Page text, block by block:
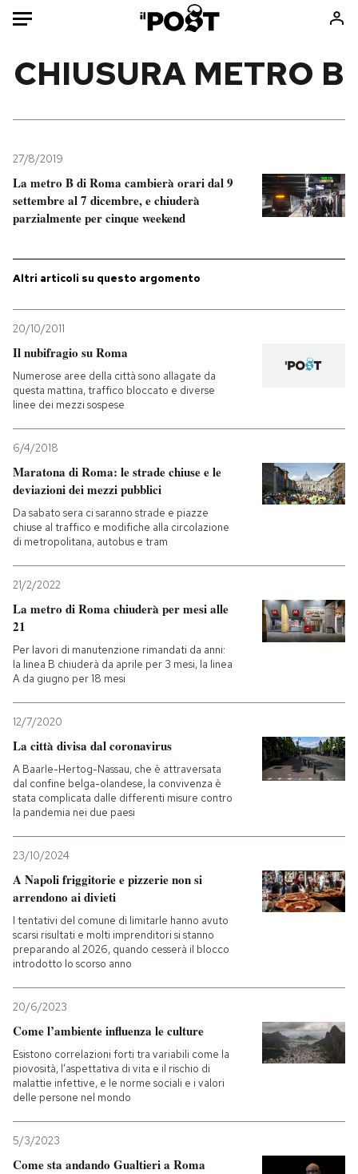
Mondo
Politica
Tecnologia
Internet
Cultura
Consumismi
PODCAST
NEWSLETTER
I MIEI PREFERITI
SHOP
CALENDARIO
AREA PERSONALE
Entra
CHIUSURA METRO B
27/8/2019
La metro B di Roma cambierà orari dal 9
settembre al 7 dicembre, e chiuderà
parzialmente per cinque weekend
Altri articoli su questo argomento
20/10/2011
Il nubifragio su Roma
Numerose aree della città sono allagate da
questa mattina, traffico bloccato e diverse
linee dei mezzi sospese
6/4/2018
Maratona di Roma: le strade chiuse e le
deviazioni dei mezzi pubblici
Da sabato sera ci saranno strade e piazze
chiuse al traffico e modifiche alla circolazione
di metropolitana, autobus e tram
21/2/2022
La metro di Roma chiuderà per mesi alle
21
Per lavori di manutenzione rimandati da anni:
la linea B chiuderà da aprile per 3 mesi, la linea
A da giugno per 18 mesi
12/7/2020
La città divisa dal coronavirus
A Baarle-Hertog-Nassau, che è attraversata
dal confine belga-olandese, la convivenza è
stata complicata dalle differenti misure contro
la pandemia nei due paesi
23/10/2024
A Napoli friggitorie e pizzerie non si
arrendono ai divieti
I tentativi del comune di limitarle hanno avuto
scarsi risultati e molti imprenditori si stanno
preparando al 2026, quando cesserà il blocco
introdotto lo scorso anno
20/6/2023
Come l’ambiente influenza le culture
Esistono correlazioni forti tra variabili come la
piovosità, l’aspettativa di vita e il rischio di
malattie infettive, e le norme sociali e i valori
delle persone nel mondo
5/3/2023
Come sta andando Gualtieri a Roma